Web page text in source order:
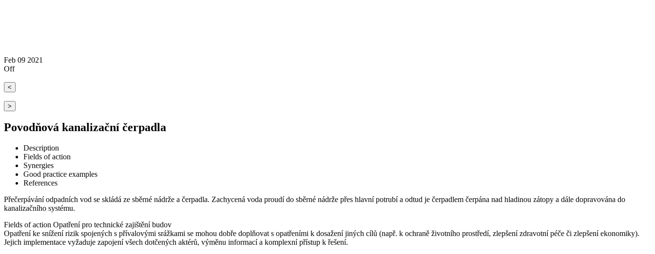
Feb 09 2021
Off
<
>
Povodňová kanalizační čerpadla
Description
Fields of action
Synergies
Good practice examples
References
Přečerpávání odpadních vod se skládá ze sběrné nádrže a čerpadla. Zachycená voda proudí do sběrné nádrže přes hlavní potrubí a odtud je čerpadlem čerpána nad hladinou zátopy a dále dopravována do
kanalizačního systému.
Fields of action Opatření pro technické zajištění budov
Opatření ke snížení rizik spojených s přívalovými srážkami se mohou dobře doplňovat s opatřeními k dosažení jiných cílů (např. k ochraně životního prostředí, zlepšení zdravotní péče či zlepšení ekonomiky).
Jejich implementace vyžaduje zapojení všech dotčených aktérů, výměnu informací a komplexní přístup k řešení.